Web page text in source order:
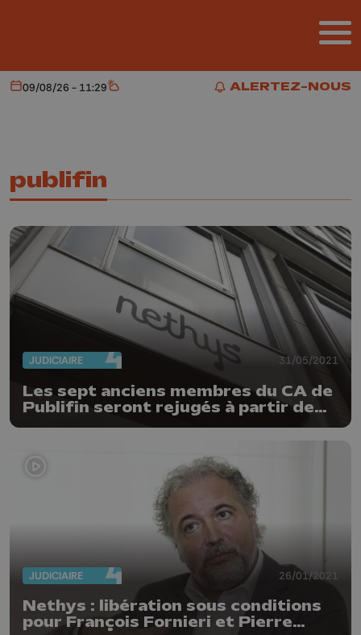
ALERTEZ-NOUS
ALERTEZ-NOUS
Aujourd'hui
09/08/26 - 11:29 Météo
publifin
JUDICIAIRE 31/05/2021
Les sept anciens membres du CA de
Publifin seront rejugés à partir de
jeudi
JUDICIAIRE 26/01/2021
Nethys : libération sous conditions
pour François Fornieri et Pierre